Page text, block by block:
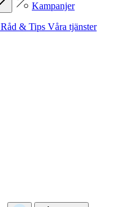
Kampanjer
Råd & Tips Våra tjänster